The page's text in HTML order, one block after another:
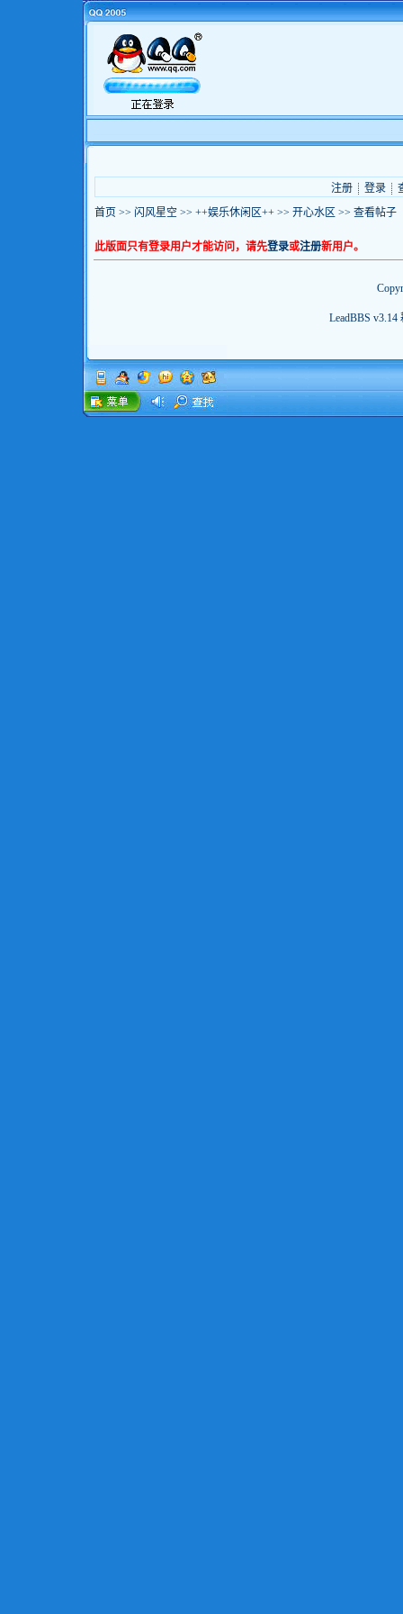
注册 登录
首页 >> 闪风星空 >> ++娱乐休闲区++ >> 开心水区 >> 查看帖子
此版面只有登录用户才能访问，请先登录或注册新用户。
LeadBBS v3.14